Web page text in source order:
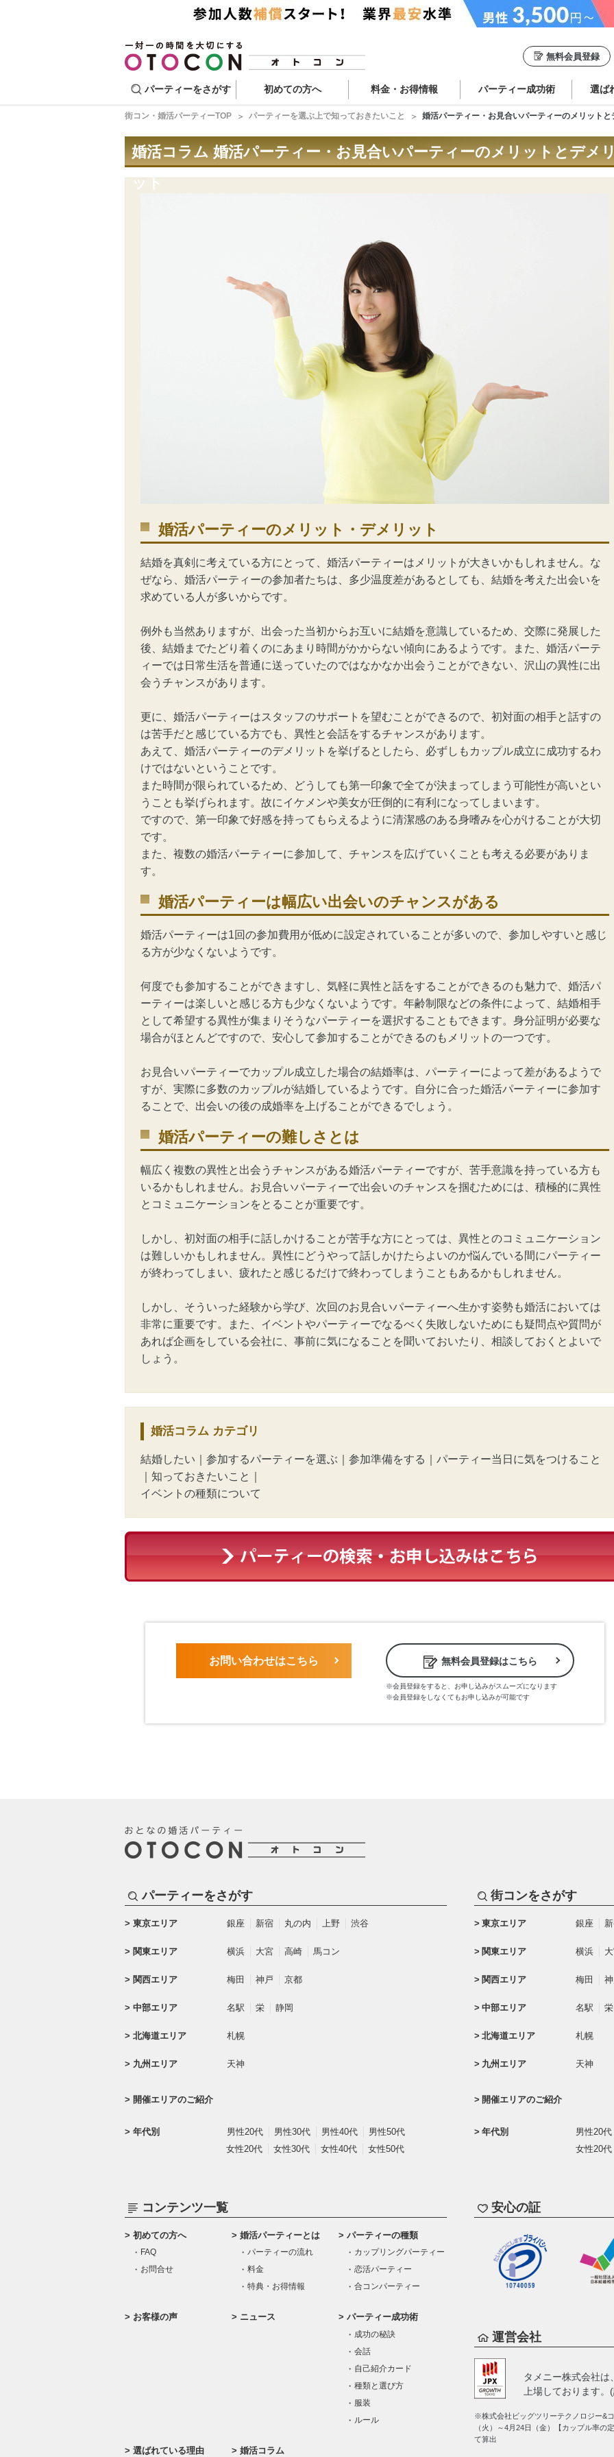
無料会員登録
パーティーをさがす 初めての方へ 料金・お得情報 パーティー成功術 選ば
街コン・婚活パーティーTOP パーティーを選ぶ上で知っておきたいこと 婚活パーティー・お見合いパーティーのメリットと
婚活コラム 婚活パーティー・お見合いパーティーのメリットとデメリ
ット
婚活パーティーのメリット・デメリット
結婚を真剣に考えている方にとって、 婚活パーティーはメリットが大きいかもしれません。な
ぜなら、婚活パーティーの参加者たちは、多少温度差があるとしても、結婚を考えた出会いを
求めている人が多いからです。
例外も当然ありますが、出会った当初からお互いに結婚を意識しているため、交際に発展した
後、結婚までたどり着くのにあまり時間がかからない傾向にあるようです。また、 婚活パーテ
ィーでは日常生活を普通に送っていたのではなかなか出会うことができない、沢山の異性に出
会うチャンスがあります。
更に、婚活パーティーはスタッフのサポートを望むことができるので、初対面の相手と話すの
は苦手だと感じている方でも、異性と会話をするチャンスがあります。
あえて、婚活パーティーのデメリットを挙げるとしたら、必ずしもカップル成立に成功するわ
けではないということです。
また時間が限られているため、どうしても第一印象で全てが決まってしまう可能性が高いとい
うことも挙げられます。故にイケメンや美女が圧倒的に有利になってしまいます。
ですので、第一印象で好感を持ってもらえるように清潔感のある身嗜みを心がけることが大切
です。
また、複数の婚活パーティーに参加して、チャンスを広げていくことも考える必要がありま
す。
婚活パーティーは幅広い出会いのチャンスがある
婚活パーティーは1回の参加費用が低めに設定されていることが多いので、参加しやすいと感じ
る方が少なくないようです。
何度でも参加することができますし、気軽に異性と話をすることができるのも魅力で、婚活パ
ーティーは楽しいと感じる方も少なくないようです。年齢制限などの条件によって、結婚相手
として希望する異性が集まりそうなパーティーを選択することもできます。身分証明が必要な
場合がほとんどですので、安心して参加することができるのもメリットの一つです。
お見合いパーティーでカップル成立した場合の結婚率は、パーティーによって差があるようで
すが、実際に多数のカップルが結婚しているようです。自分に合った婚活パーティーに参加す
ることで、出会いの後の成婚率を上げることができるでしょう。
婚活パーティーの難しさとは
幅広く複数の異性と出会うチャンスがある婚活パーティーですが、苦手意識を持っている方も
いるかもしれません。お見合いパーティーで出会いのチャンスを掴むためには、積極的に異性
とコミュニケーションをとることが重要です。
しかし、初対面の相手に話しかけることが苦手な方にとっては、異性とのコミュニケーション
は難しいかもしれません。異性にどうやって話しかけたらよいのか悩んでいる間にパーティー
が終わってしまい、疲れたと感じるだけで終わってしまうこともあるかもしれません。
しかし、そういった経験から学び、次回のお見合いパーティーへ生かす姿勢も婚活においては
非常に重要です。また、イベントやパーティーでなるべく失敗しないためにも疑問点や質問が
あれば企画をしている会社に、事前に気になることを聞いておいたり、相談しておくとよいで
しょう。
婚活コラム カテゴリ
結婚したい 参加するパーティーを選ぶ 参加準備をする
パーティー当日に気をつけること
知っておきたいこと
イベントの種類について
お問い合わせはこちら 無料会員登録はこちら
※会員登録をすると、お申し込みがスムーズになります
※会員登録をしなくてもお申し込みが可能です
パーティーをさがす
東京エリア 銀座 新宿 丸の内 上野 渋谷
関東エリア 横浜 大宮 高崎 馬コン
関西エリア 梅田 神戸 京都
中部エリア 名駅 栄 静岡
北海道エリア 札幌
九州エリア 天神
開催エリアのご紹介
年代別 男性20代 男性30代 男性40代
男性50代
女性20代
女性30代 女性40代 女性50代
街コンをさがす
東京エリア 銀座
関東エリア 横浜
関西エリア 梅田
中部エリア 名駅 栄
北海道エリア 札幌
九州エリア 天神
開催エリアのご紹介
年代別 男性20代
女性20代
コンテンツ一覧
初めての方へ
FAQ
お問合せ
婚活パーティーとは
パーティーの流れ
料金
特典・お得情報
パーティーの種類
カップリングパーティー
恋活パーティー
合コンパーティー
お客様の声 ニュース パーティー成功術
成功の秘訣
会話
自己紹介カード
種類と選び方
服装
ルール
選ばれている理由 婚活コラム
安心の証
運営会社
タメニー株式会社は、
上場しております
※株式会社ビッグツリーテクノロジー&
（火）～4月24日（金）【カップル率の
て算出